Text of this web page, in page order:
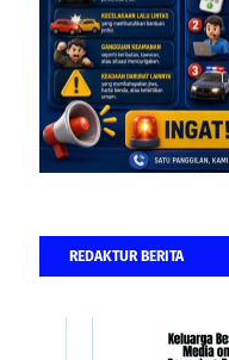
REDAKTUR BERITA